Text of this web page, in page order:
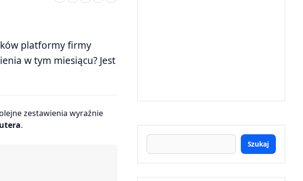
platformy firmy
w tym miesiącu? Jest
.
Szukaj